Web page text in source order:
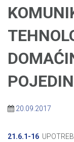
20.09.2017
21.6.1-16